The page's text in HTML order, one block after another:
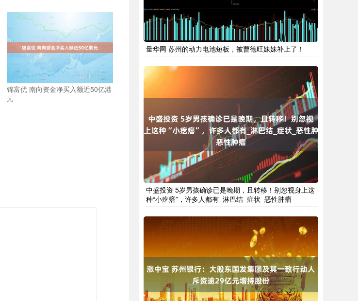
锦富优 南向资金净买入额近50亿港
元
量华网 苏州的动力电池短板，被曹德旺妹妹补上了！
中盛投资 5岁男孩确诊已是晚期，且转移！别忽视身上这
种“小疙瘩”，许多人都有_淋巴结_症状_恶性肿瘤